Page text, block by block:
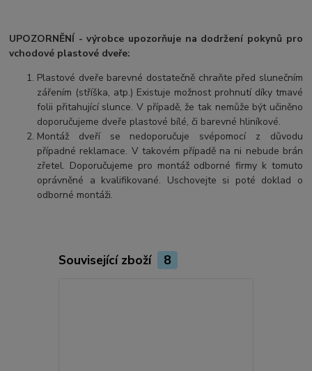
UPOZORNĚNÍ - výrobce upozorňuje na dodržení pokynů pro
vchodové plastové dveře:
Plastové dveře barevné dostatečně chraňte před slunečním
zářením (stříška, atp.) Existuje možnost prohnutí díky tmavé
folii přitahující slunce. V případě, že tak nemůže být učiněno
doporučujeme dveře plastové bílé, či barevné hliníkové.
Montáž dveří se nedoporučuje svépomocí z důvodu
případné reklamace. V takovém případě na ni nebude brán
zřetel. Doporučujeme pro montáž odborné firmy k tomuto
oprávněné a kvalifikované. Uschovejte si poté doklad o
odborné montáži.
Související zboží 8